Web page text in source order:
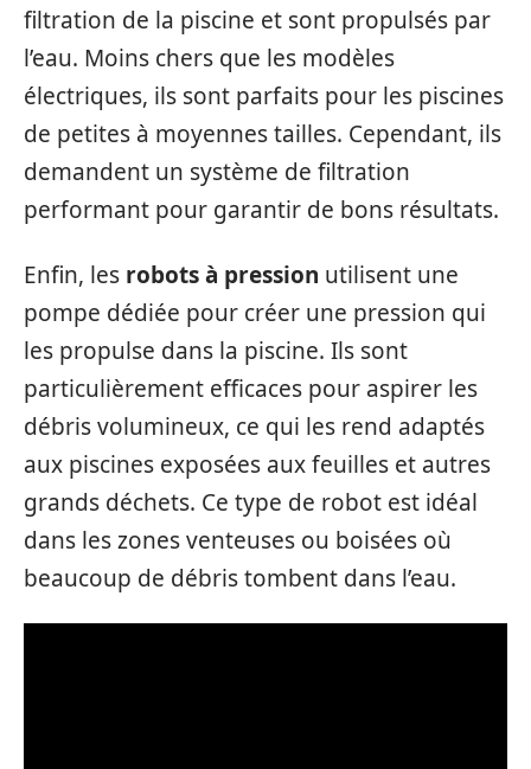
filtration de la piscine et sont propulsés par
l’eau. Moins chers que les modèles
électriques, ils sont parfaits pour les piscines
de petites à moyennes tailles. Cependant, ils
demandent un système de filtration
performant pour garantir de bons résultats.
Enfin, les robots à pression utilisent une
pompe dédiée pour créer une pression qui
les propulse dans la piscine. Ils sont
particulièrement efficaces pour aspirer les
débris volumineux, ce qui les rend adaptés
aux piscines exposées aux feuilles et autres
grands déchets. Ce type de robot est idéal
dans les zones venteuses ou boisées où
beaucoup de débris tombent dans l’eau.